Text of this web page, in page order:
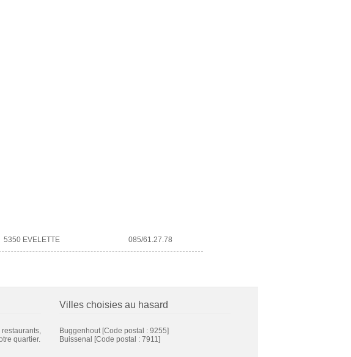
5350 EVELETTE 085/61.27.78
quartier.
Villes choisies au hasard
Buggenhout [Code postal : 9255]
Buissenal [Code postal : 7911]